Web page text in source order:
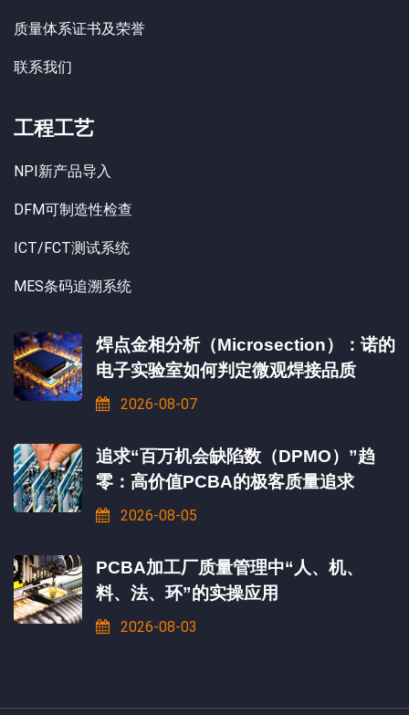
质量体系证书及荣誉
联系我们
工程工艺
NPI新产品导入
DFM可制造性检查
ICT/FCT测试系统
MES条码追溯系统
焊点金相分析（Microsection）：诺的
电子实验室如何判定微观焊接品质
2026-08-07
追求“百万机会缺陷数（DPMO）”趋
零：高价值PCBA的极客质量追求
2026-08-05
PCBA加工厂质量管理中“人、机、
料、法、环”的实操应用
2026-08-03